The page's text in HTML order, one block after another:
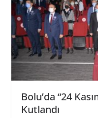
Bolu’da “24
Kutlandı